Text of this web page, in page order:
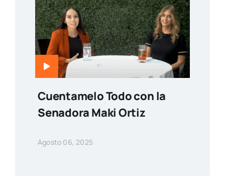
Cuentamelo Todo con la
Senadora Maki Ortiz
Agosto 06, 2025